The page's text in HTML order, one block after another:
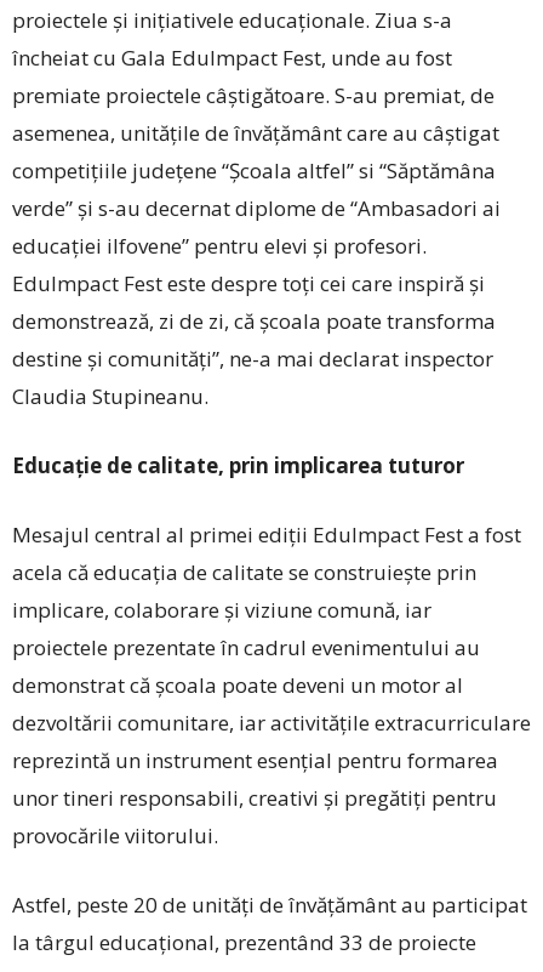
proiectele și iniția­tivele educaționale. Ziua s-a
încheiat cu ­Gala EduImpact Fest, unde au fost
premiate proiectele câștigătoare. S-au premiat, de
asemenea, unitățile de învățământ care au câștigat
com­petițiile județene “Școala altfel” si “Săptămâna
verde” și s-au decernat diplome de “Ambasadori ai
educației ilfovene” pentru elevi și profesori.
EduImpact Fest este despre toți cei care inspiră și
demonstrează, zi de zi, că școala poate transforma
destine și comunități”, ne-a mai declarat inspector
Claudia Stupineanu.
Educație de calitate, prin implicarea tuturor
Mesajul central al primei ediții EduImpact Fest a fost
acela că educația de calitate se construiește prin
implicare, colaborare și viziune comună, iar
proiectele prezentate în cadrul evenimentului au
demonstrat că școala poate deveni un motor al
dezvoltării comunitare, iar activitățile extracurriculare
reprezintă un instrument esențial pentru formarea
unor tineri responsabili, creativi și pregătiți pentru
provocările viitorului.
Astfel, peste 20 de unități de învățământ au participat
la târgul educațional, prezentând 33 de proiecte